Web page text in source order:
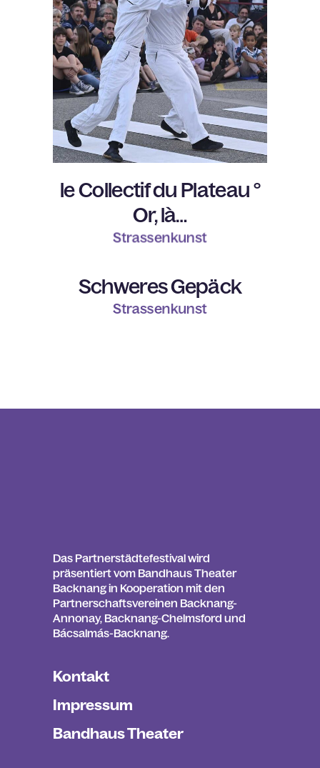
le Collectif du Plateau °
Or, là…
Strassenkunst
Schweres Gepäck
Strassenkunst
Das Partnerstädtefestival wird
präsentiert vom Bandhaus Theater
Backnang in Kooperation mit den
Partnerschaftsvereinen Backnang-
Annonay, Backnang-Chelmsford und
Bácsalmás-Backnang.
Kontakt
Impressum
Bandhaus Theater